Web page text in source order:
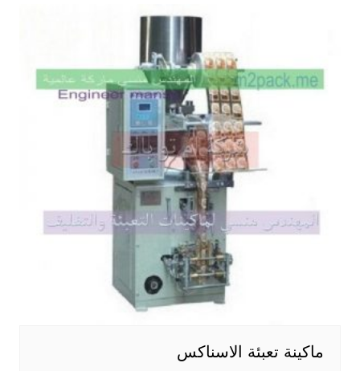
ماكينة تعبئة الاسناكس